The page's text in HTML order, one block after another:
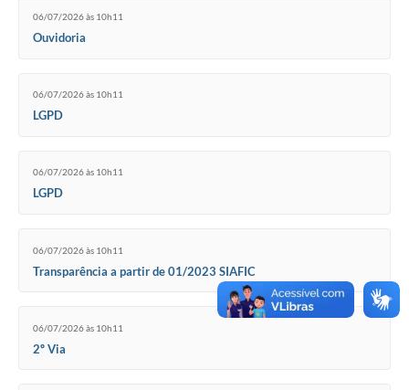
06/07/2026 às 10h11
Ouvidoria
06/07/2026 às 10h11
LGPD
06/07/2026 às 10h11
LGPD
06/07/2026 às 10h11
Transparência a partir de 01/2023 SIAFIC
06/07/2026 às 10h11
2º Via